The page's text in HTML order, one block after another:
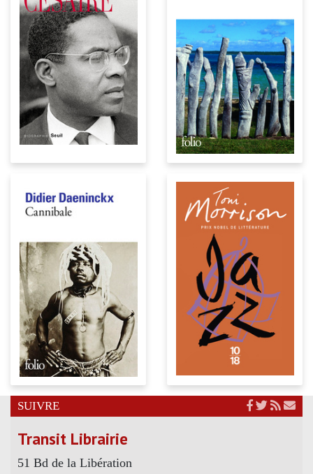
SUIVRE
Transit Librairie
51 Bd de la Libération